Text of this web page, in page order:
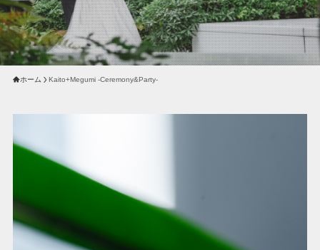
ホーム Kaito+Megumi -Ceremony&Party-